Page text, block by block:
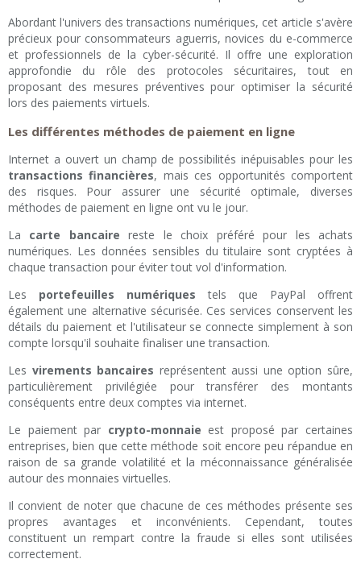
Abordant l'univers des transactions numériques, cet article s'avère
précieux pour consommateurs aguerris, novices du e-commerce
et professionnels de la cyber-sécurité. Il offre une exploration
approfondie du rôle des protocoles sécuritaires, tout en
proposant des mesures préventives pour optimiser la sécurité
lors des paiements virtuels.
Les différentes méthodes de paiement en ligne
Internet a ouvert un champ de possibilités inépuisables pour les
transactions financières, mais ces opportunités comportent
des risques. Pour assurer une sécurité optimale, diverses
méthodes de paiement en ligne ont vu le jour.
La carte bancaire reste le choix préféré pour les achats
numériques. Les données sensibles du titulaire sont cryptées à
chaque transaction pour éviter tout vol d'information.
Les portefeuilles numériques tels que PayPal offrent
également une alternative sécurisée. Ces services conservent les
détails du paiement et l'utilisateur se connecte simplement à son
compte lorsqu'il souhaite finaliser une transaction.
Les virements bancaires représentent aussi une option sûre,
particulièrement privilégiée pour transférer des montants
conséquents entre deux comptes via internet.
Le paiement par crypto-monnaie est proposé par certaines
entreprises, bien que cette méthode soit encore peu répandue en
raison de sa grande volatilité et la méconnaissance généralisée
autour des monnaies virtuelles.
Il convient de noter que chacune de ces méthodes présente ses
propres avantages et inconvénients. Cependant, toutes
constituent un rempart contre la fraude si elles sont utilisées
correctement.